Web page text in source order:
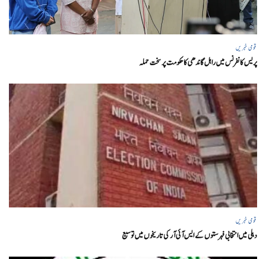
قومی خبریں
پریس کانفرنس میں راہل گاندھی کا حکومت پر سخت حملہ
قومی خبریں
دہلی میں انتخابی فہرستوں کے ایس آئی آر کی تاریخوں میں توسیع